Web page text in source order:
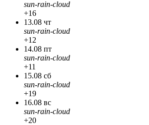
sun-rain-cloud
+16
13.08 чт
sun-rain-cloud
+12
14.08 пт
sun-rain-cloud
+11
15.08 сб
sun-rain-cloud
+19
16.08 вс
sun-rain-cloud
+20